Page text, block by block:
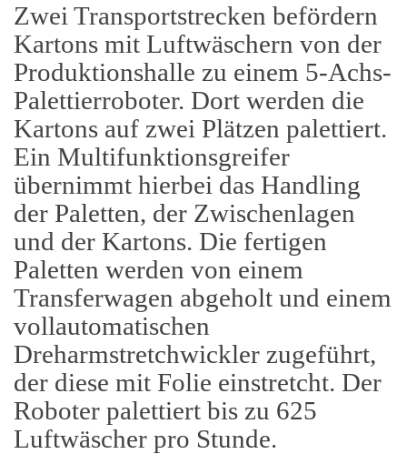
Zwei Transportstrecken befördern
Kartons mit Luftwäschern von der
Produktionshalle zu einem 5-Achs-
Palettierroboter. Dort werden die
Kartons auf zwei Plätzen palettiert.
Ein Multifunktionsgreifer
übernimmt hierbei das Handling
der Paletten, der Zwischenlagen
und der Kartons. Die fertigen
Paletten werden von einem
Transferwagen abgeholt und einem
vollautomatischen
Dreharmstretchwickler zugeführt,
der diese mit Folie einstretcht. Der
Roboter palettiert bis zu 625
Luftwäscher pro Stunde.